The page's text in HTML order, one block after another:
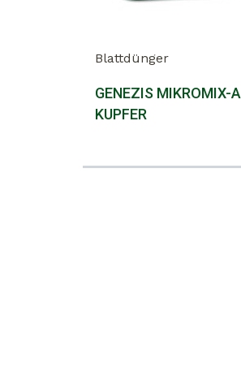
Blattdünger
GENEZIS MIKROMIX-A
KUPFER